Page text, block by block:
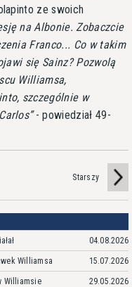
ze swoich
na Albonie. Zobaczcie
Franco... Co w takim
się Sainz? Pozwolą
Williamsa,
szczególnie w
- powiedział 49-
Starszy
04.08.2026
Williamsa 15.07.2026
Williamsie 29.05.2026